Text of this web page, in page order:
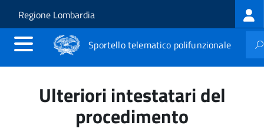
Salta al contenuto principale
Skip to site navigation
Regione Lombardia
Sportello telematico polifunzionale
Ulteriori intestatari del
procedimento